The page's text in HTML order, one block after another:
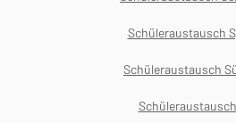
Schüleraustausch
Schüleraustausch